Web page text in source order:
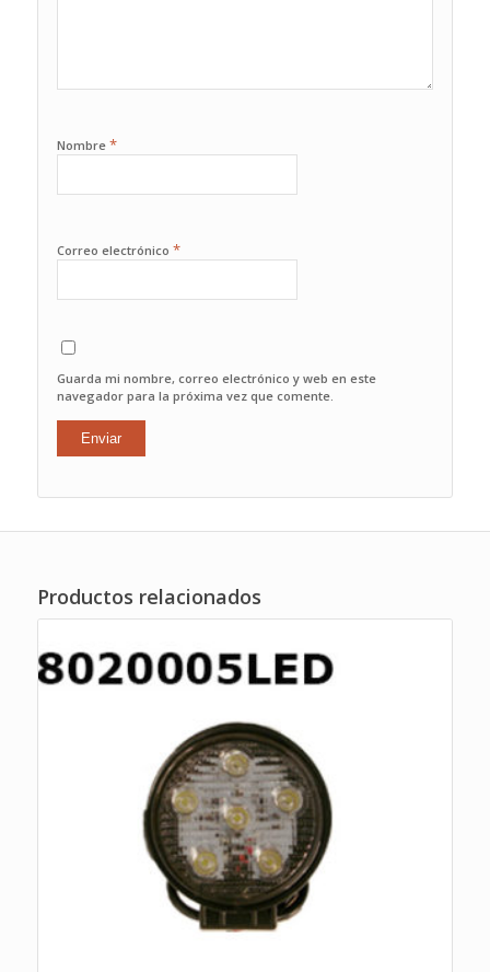
Nombre *
Correo electrónico *
Guarda mi nombre, correo electrónico y web en este
navegador para la próxima vez que comente.
Productos relacionados